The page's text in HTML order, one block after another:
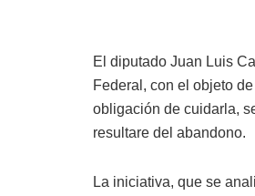
El diputado Juan Luis
Federal, con el objeto
obligación de cuidarla,
resultare del abandono.
La iniciativa, que se